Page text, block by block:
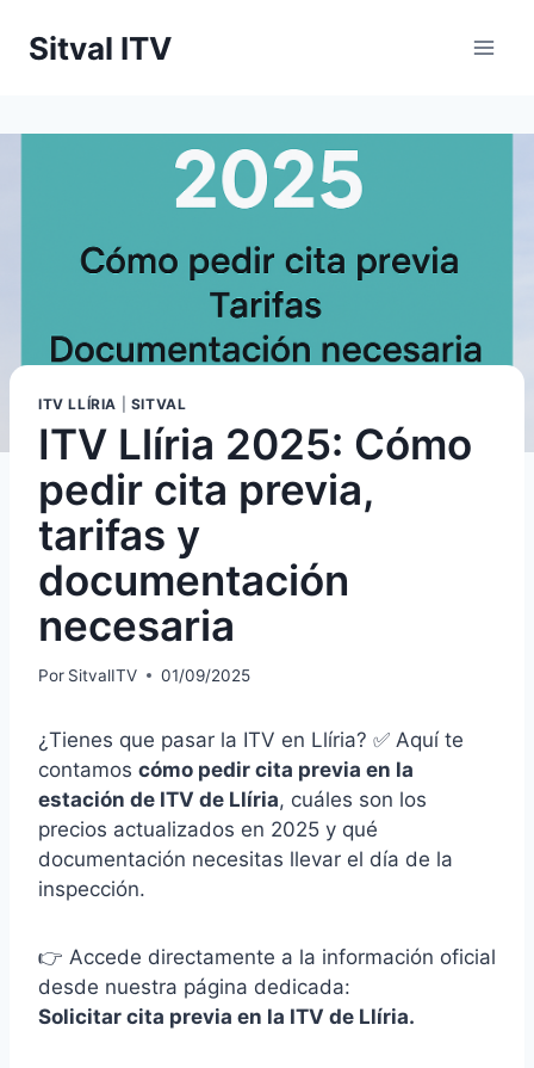
Sitval ITV
ITV LLÍRIA SITVAL
ITV Llíria 2025: Cómo
pedir cita previa,
tarifas y
documentación
necesaria
Por SitvalITV 01/09/2025
¿Tienes que pasar la ITV en Llíria? ✅ Aquí te
contamos cómo pedir cita previa en la
estación de ITV de Llíria, cuáles son los
precios actualizados en 2025 y qué
documentación necesitas llevar el día de la
inspección.
👉 Accede directamente a la información oficial
desde nuestra página dedicada:
Solicitar cita previa en la ITV de Llíria.